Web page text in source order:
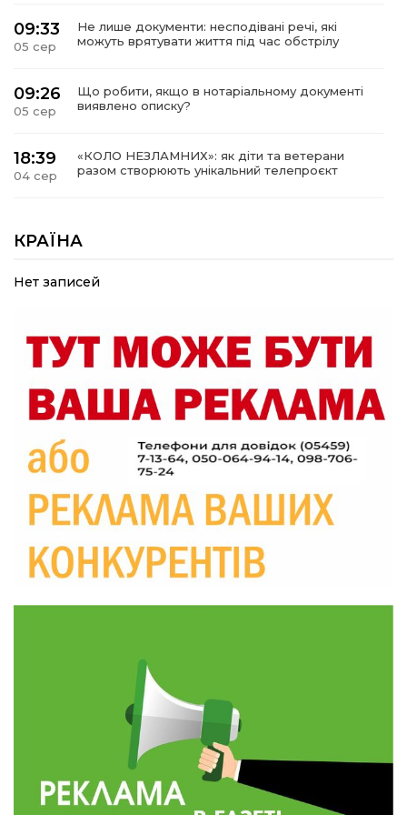
09:33
05 сер
Не лише документи: несподівані речі, які
можуть врятувати життя під час обстрілу
09:26
05 сер
Що робити, якщо в нотаріальному документі
виявлено описку?
18:39
04 сер
«КОЛО НЕЗЛАМНИХ»: як діти та ветерани
разом створюють унікальний телепроєкт
04 сер
прикордоння до втраченого дому
19:36
Пишіть листи самому собі, або як уникнути
19:29
30 лип
«Все закінчиться, приїду й одружуся…»: Пам’яті
26-річного Захисника Богдана Ємця (ВІДЕО)
20:06
Паливо по 100 грн та ризик дефіциту: чому в
28 лип
Житлові сертифікати, підготовка до зими та
підтримка ВПО: підсумки засідання виконкому
Краснопільської селищної ради
10:36
28 лип
Валентина Масалітіна: «Нас тримає віра в
Перемогу і повернення додому»
Обмежено придатний, але безмежно
вмотивований: Як колишній лісівник став асом
артилерії
490 пацієнтів та 15 відвіданих сіл: МБФ
«Альянс громадського здоров’я» підбив
підсумки роботи мобільних клінік у Сумській
області
КРАЇНА
Нет записей